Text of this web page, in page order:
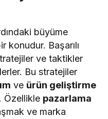
büyüme
konudur. Başarılı
ve taktikler
Bu stratejiler
ve ürün geliştirme
Özellikle pazarlama
ve marka